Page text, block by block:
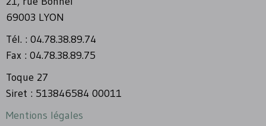
69003 LYON
Tél. : 04.78.38.89.74
Fax : 04.78.38.89.75
Toque 27
Siret : 513846584 00011
Mentions légales